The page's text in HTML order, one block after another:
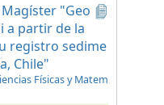
"Geo
a partir de la
registro sedime
Chile"
Físicas y Matem